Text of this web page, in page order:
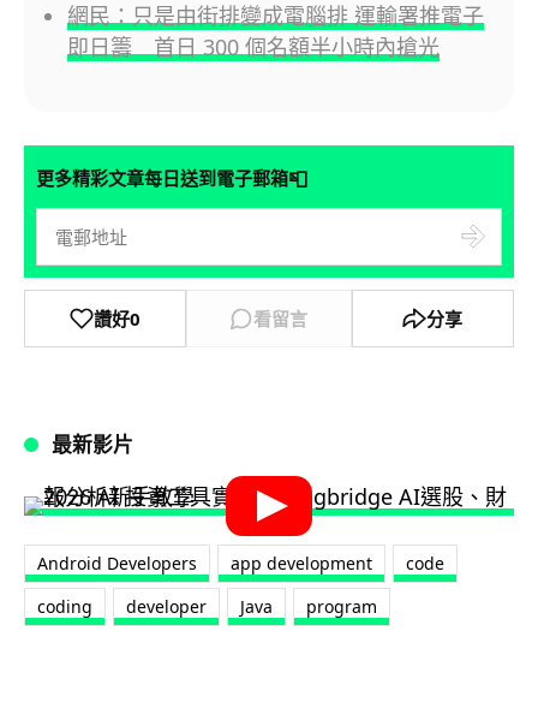
網民：只是由街排變成電腦排 運輸署推電子
即日籌 首日 300 個名額半小時內搶光
更多精彩文章每日送到電子郵箱📮
讚好0 看留言 分享
最新影片
Android Developers app development
code
coding
developer Java program